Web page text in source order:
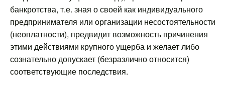
банкротства, т.е. зная о своей как индивидуального
предпринимателя или организации несостоятельности
(неоплатности), предвидит возможность причинения
этими действиями крупного ущерба и желает либо
сознательно допускает (безразлично относится)
соответствующие последствия.